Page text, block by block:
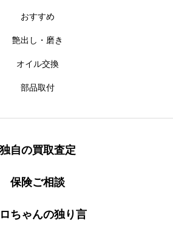
おすすめ
艶出し・磨き
オイル交換
部品取付
独自の買取査定
保険ご相談
ちゃんの独り言